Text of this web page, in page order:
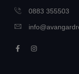
0883 355503